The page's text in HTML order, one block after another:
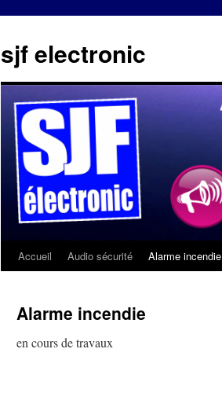
sjf electronic
Aller
contenu
Accueil Audio sécurité Alarme incendie
Alarme incendie
en cours de travaux